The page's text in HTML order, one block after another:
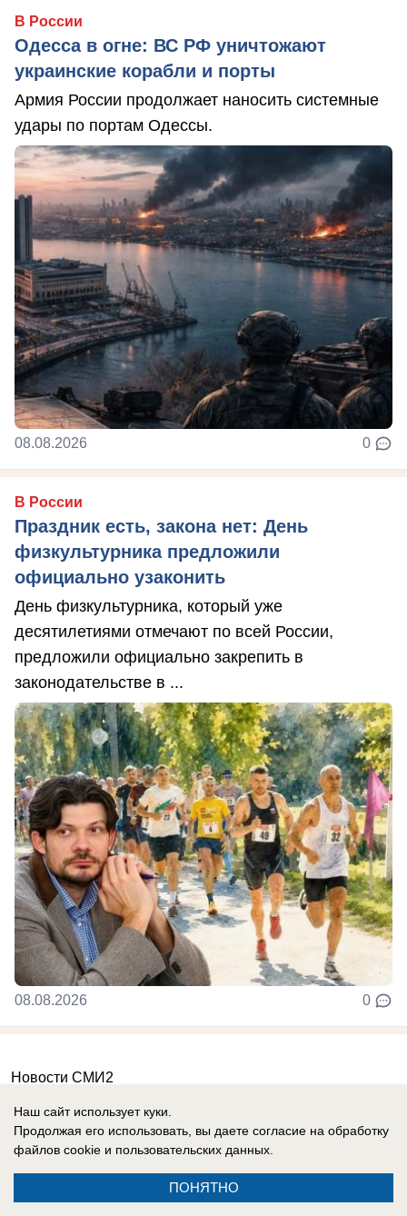
В России
Одесса в огне: ВС РФ уничтожают
украинские корабли и порты
Армия России продолжает наносить системные
удары по портам Одессы.
08.08.2026 0
В России
Праздник есть, закона нет: День
физкультурника предложили
официально узаконить
День физкультурника, который уже
десятилетиями отмечают по всей России,
предложили официально закрепить в
законодательстве в ...
08.08.2026 0
Новости СМИ2
Реклама на сайте
Наш сайт использует куки.
Продолжая его использовать, вы даете согласие на обработку
файлов cookie и пользовательских данных.
ПОНЯТНО